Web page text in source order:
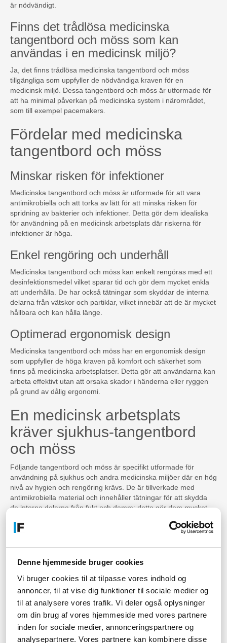
Denne hjemmeside bruger cookies
Vi bruger cookies til at tilpasse vores indhold og
annoncer, til at vise dig funktioner til sociale medier og
til at analysere vores trafik. Vi deler også oplysninger
om din brug af vores hjemmeside med vores partnere
inden for sociale medier, annonceringspartnere og
analysepartnere. Vores partnere kan kombinere disse
är nödvändigt.
Finns det trådlösa medicinska
tangentbord och möss som kan
användas i en medicinsk miljö?
Ja, det finns trådlösa medicinska tangentbord och möss
tillgängliga som uppfyller de nödvändiga kraven för en
medicinsk miljö. Dessa tangentbord och möss är utformade för
att ha minimal påverkan på medicinska system i närområdet,
som till exempel pacemakers.
Fördelar med medicinska
tangentbord och möss
Minskar risken för infektioner
Medicinska tangentbord och möss är utformade för att vara
antimikrobiella och att torka av lätt för att minska risken för
spridning av bakterier och infektioner. Detta gör dem idealiska
för användning på en medicinsk arbetsplats där riskerna för
infektioner är höga.
Enkel rengöring och underhåll
Medicinska tangentbord och möss kan enkelt rengöras med ett
desinfektionsmedel vilket sparar tid och gör dem mycket enkla
att underhålla. De har också tätningar som skyddar de interna
delarna från vätskor och partiklar, vilket innebär att de är mycket
hållbara och kan hålla länge.
Optimerad ergonomisk design
Medicinska tangentbord och möss har en ergonomisk design
som uppfyller de höga kraven på komfort och säkerhet som
finns på medicinska arbetsplatser. Detta gör att användarna kan
arbeta effektivt utan att orsaka skador i händerna eller ryggen
på grund av dålig ergonomi.
En medicinsk arbetsplats
kräver sjukhus-tangentbord
och möss
Följande tangentbord och möss är specifikt utformade för
användning på sjukhus och andra medicinska miljöer där en hög
nivå av hygien och rengöring krävs. De är tillverkade med
antimikrobiella material och innehåller tätningar för att skydda
de interna delarna från fukt och damm; detta gör dem mycket
optimerad för att uppfylla de höga kraven på komfort och
Antimikrobiella tangentbord
Dessa tangentbord är tillverkade av material som förhindrar
tillväxt av bakterier och andra mikroorganismer. De är lätta att
rengöra och är tillverkade för att skydda personalen från att
sprida infektioner till patienter och andra i en medicinsk miljö.
Vattentäta tangentbord